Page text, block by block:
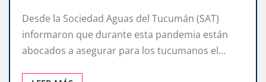
Desde la Sociedad Aguas del Tucumán (SAT)
informaron que durante esta pandemia están
abocados a asegurar para los tucumanos el…